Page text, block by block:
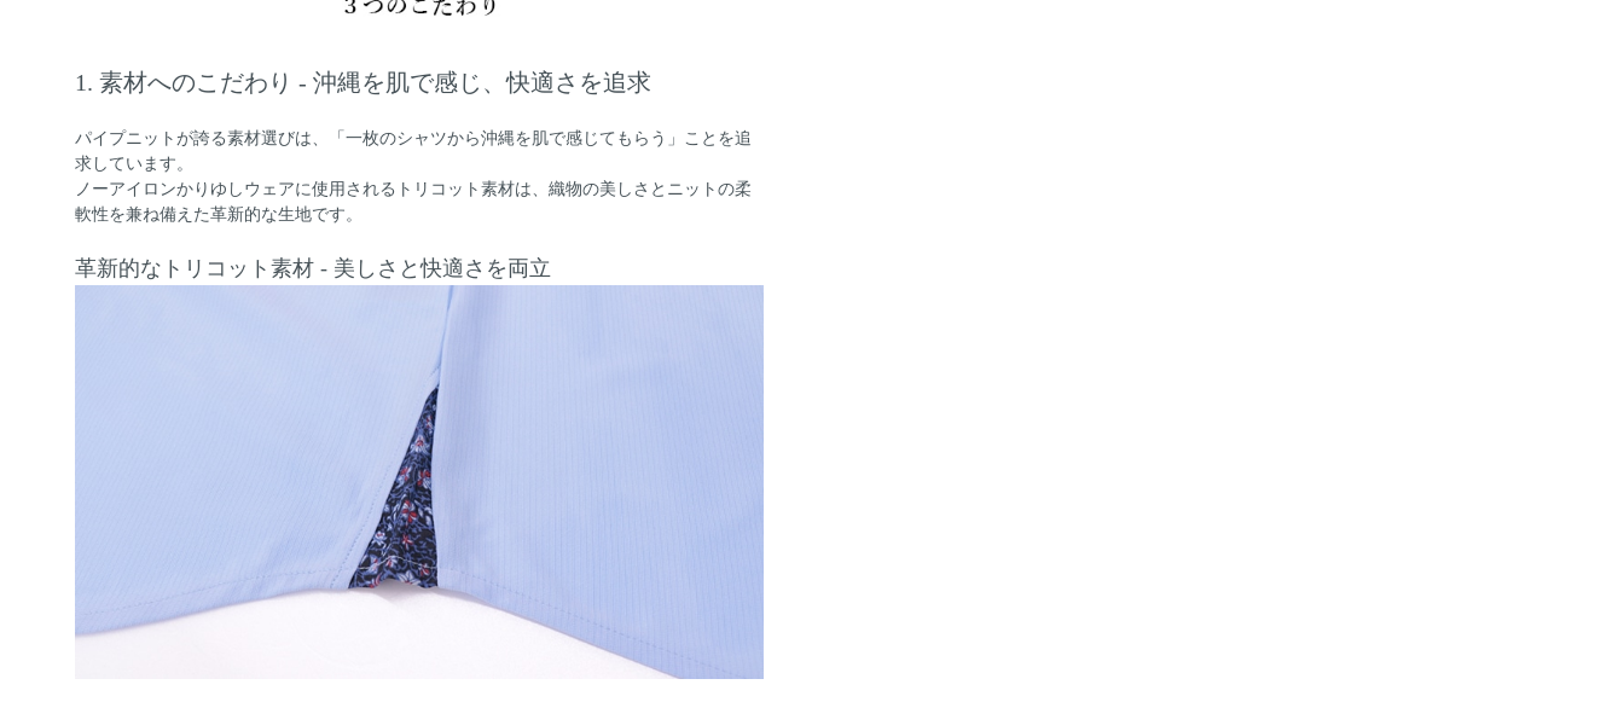
1. 素材へのこだわり - 沖縄を肌で感じ、快適さを追求
パイプニットが誇る素材選びは、「一枚のシャツから沖縄を肌で感じてもらう」ことを追
求しています。
ノーアイロンかりゆしウェアに使用されるトリコット素材は、織物の美しさとニットの柔
軟性を兼ね備えた革新的な生地です。
革新的なトリコット素材 - 美しさと快適さを両立